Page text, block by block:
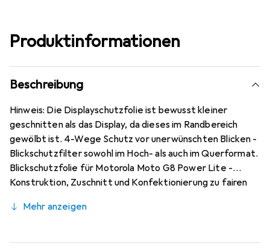
Produktinformationen
Beschreibung
Hinweis: Die Displayschutzfolie ist bewusst kleiner
geschnitten als das Display, da dieses im Randbereich
gewölbt ist. 4-Wege Schutz vor unerwünschten Blicken -
Blickschutzfilter sowohl im Hoch- als auch im Querformat.
Blickschutzfolie für Motorola Moto G8 Power Lite -
Konstruktion, Zuschnitt und Konfektionierung zu fairen
Moto G8 Power Lite Glas, da dieses gewölbt ist (siehe
entfernen (ohne Klebstoff). Kratzfest durch die
Mehr anzeigen